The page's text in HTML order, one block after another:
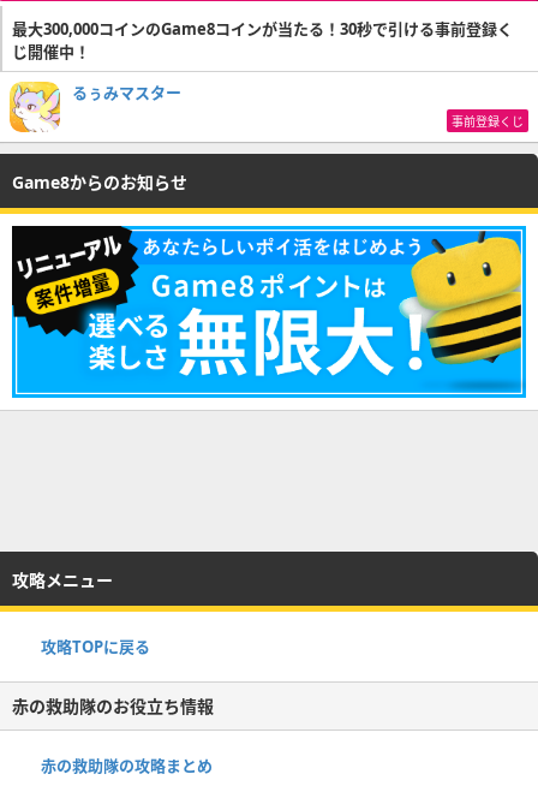
最大300,000コインのGame8コインが当たる！30秒で引ける事前登録く
じ開催中！
るぅみマスター
事前登録くじ
Game8からのお知らせ
攻略メニュー
攻略TOPに戻る
赤の救助隊のお役立ち情報
赤の救助隊の攻略まとめ